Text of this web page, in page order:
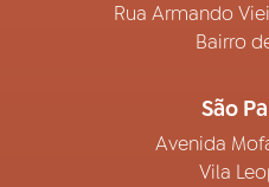
Rua Armando
Bairro
São
Avenida
Vila